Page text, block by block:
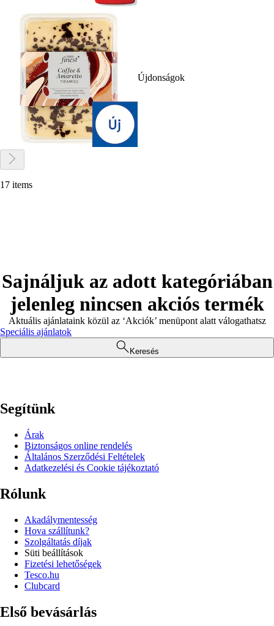
Újdonságok
17 items
Sajnáljuk az adott kategóriában
jelenleg nincsen akciós termék
Aktuális ajánlataink közül az ‘Akciók’ menüpont alatt válogathatsz
Speciális ajánlatok
Keresés
Segítünk
Árak
Biztonságos online rendelés
Általános Szerződési Feltételek
Adatkezelési és Cookie tájékoztató
Rólunk
Akadálymentesség
Hova szállítunk?
Szolgáltatás díjak
Süti beállítások
Fizetési lehetőségek
Tesco.hu
Clubcard
Első bevásárlás